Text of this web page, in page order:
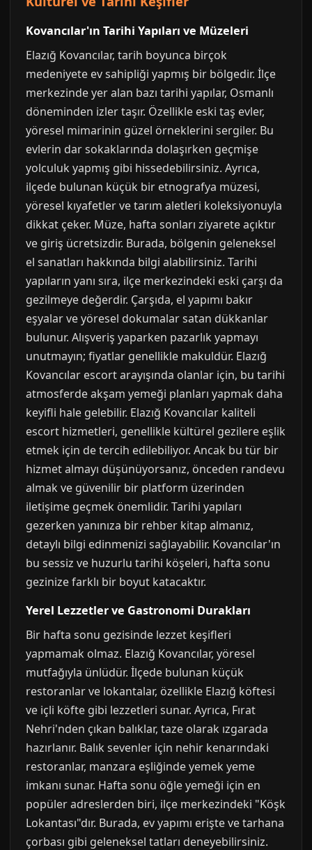
Kovancılar'ın Tarihi Yapıları ve Müzeleri
Elazığ Kovancılar, tarih boyunca birçok
medeniyete ev sahipliği yapmış bir bölgedir. İlçe
merkezinde yer alan bazı tarihi yapılar, Osmanlı
döneminden izler taşır. Özellikle eski taş evler,
yöresel mimarinin güzel örneklerini sergiler. Bu
evlerin dar sokaklarında dolaşırken geçmişe
yolculuk yapmış gibi hissedebilirsiniz. Ayrıca,
ilçede bulunan küçük bir etnografya müzesi,
yöresel kıyafetler ve tarım aletleri koleksiyonuyla
dikkat çeker. Müze, hafta sonları ziyarete açıktır
ve giriş ücretsizdir. Burada, bölgenin geleneksel
el sanatları hakkında bilgi alabilirsiniz. Tarihi
yapıların yanı sıra, ilçe merkezindeki eski çarşı da
gezilmeye değerdir. Çarşıda, el yapımı bakır
eşyalar ve yöresel dokumalar satan dükkanlar
bulunur. Alışveriş yaparken pazarlık yapmayı
unutmayın; fiyatlar genellikle makuldür. Elazığ
Kovancılar escort arayışında olanlar için, bu tarihi
atmosferde akşam yemeği planları yapmak daha
keyifli hale gelebilir. Elazığ Kovancılar kaliteli
escort hizmetleri, genellikle kültürel gezilere eşlik
etmek için de tercih edilebiliyor. Ancak bu tür bir
hizmet almayı düşünüyorsanız, önceden randevu
almak ve güvenilir bir platform üzerinden
iletişime geçmek önemlidir. Tarihi yapıları
gezerken yanınıza bir rehber kitap almanız,
detaylı bilgi edinmenizi sağlayabilir. Kovancılar'ın
bu sessiz ve huzurlu tarihi köşeleri, hafta sonu
gezinize farklı bir boyut katacaktır.
Yerel Lezzetler ve Gastronomi Durakları
Bir hafta sonu gezisinde lezzet keşifleri
yapmamak olmaz. Elazığ Kovancılar, yöresel
mutfağıyla ünlüdür. İlçede bulunan küçük
restoranlar ve lokantalar, özellikle Elazığ köftesi
ve içli köfte gibi lezzetleri sunar. Ayrıca, Fırat
Nehri'nden çıkan balıklar, taze olarak ızgarada
hazırlanır. Balık sevenler için nehir kenarındaki
restoranlar, manzara eşliğinde yemek yeme
imkanı sunar. Hafta sonu öğle yemeği için en
popüler adreslerden biri, ilçe merkezindeki "Köşk
Lokantası"dır. Burada, ev yapımı erişte ve tarhana
çorbası gibi geleneksel tatları deneyebilirsiniz.